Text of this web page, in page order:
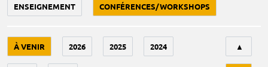
ENSEIGNEMENT CONFÉRENCES/WORKSHOPS
À VENIR 2026 2025 2024 ▲